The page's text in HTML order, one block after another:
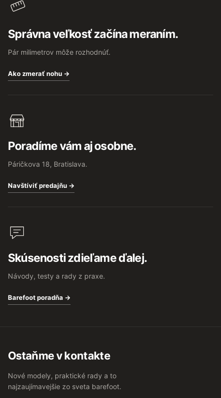
Správna veľkosť začína meraním.
Pár milimetrov môže rozhodnúť.
Ako zmerať nohu →
Poradíme vám aj osobne.
Páričkova 18, Bratislava.
Navštíviť predajňu →
Skúsenosti zdieľame ďalej.
Návody, testy a rady z praxe.
Barefoot poradňa →
Ostaňme v kontakte
Nové modely, praktické rady a to
najzaujímavejšie zo sveta barefoot.